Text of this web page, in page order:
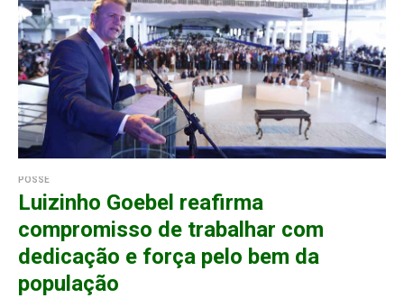
POSSE
Luizinho Goebel reafirma
compromisso de trabalhar com
dedicação e força pelo bem da
população